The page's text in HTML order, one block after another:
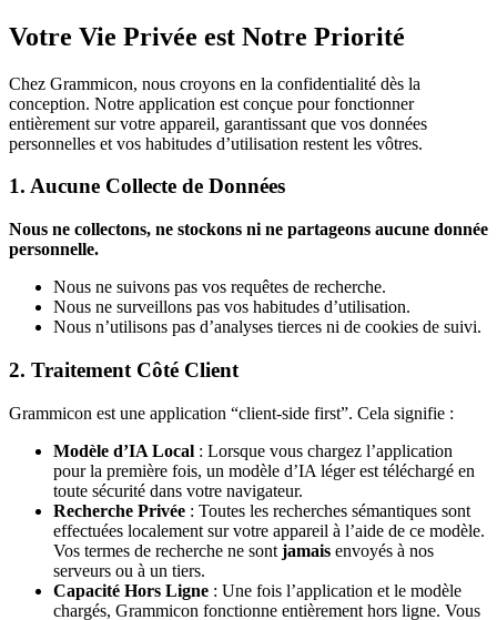
Votre Vie Privée est Notre Priorité
Chez Grammicon, nous croyons en la confidentialité dès la
conception. Notre application est conçue pour fonctionner
entièrement sur votre appareil, garantissant que vos données
personnelles et vos habitudes d’utilisation restent les vôtres.
1. Aucune Collecte de Données
Nous ne collectons, ne stockons ni ne partageons aucune donnée
personnelle.
Nous ne suivons pas vos requêtes de recherche.
Nous ne surveillons pas vos habitudes d’utilisation.
Nous n’utilisons pas d’analyses tierces ni de cookies de suivi.
2. Traitement Côté Client
Grammicon est une application “client-side first”. Cela signifie :
Modèle d’IA Local : Lorsque vous chargez l’application
pour la première fois, un modèle d’IA léger est téléchargé en
toute sécurité dans votre navigateur.
Recherche Privée : Toutes les recherches sémantiques sont
effectuées localement sur votre appareil à l’aide de ce modèle.
Vos termes de recherche ne sont jamais envoyés à nos
serveurs ou à un tiers.
Capacité Hors Ligne : Une fois l’application et le modèle
chargés, Grammicon fonctionne entièrement hors ligne. Vous